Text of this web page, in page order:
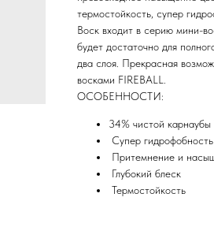
термостойкость, супер
Воск входит в серию мини-
будет достаточно для
два слоя. Прекрасная
восками FIREBALL.
ОСОБЕННОСТИ:
34% чистой карнаубы
Супер гидрофобность
Притемнение и
Глубокий блеск
Термостойкость